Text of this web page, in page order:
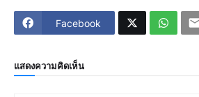
Facebook
แสดงความคิดเห็น